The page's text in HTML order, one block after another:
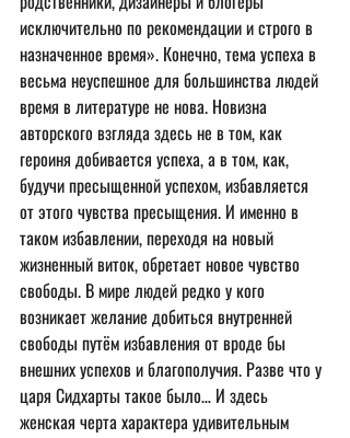
исключительно по рекомендации и строго в
назначенное время». Конечно, тема успеха в
весьма неуспешное для большинства людей
время в литературе не нова. Новизна
авторского взгляда здесь не в том, как
героиня добивается успеха, а в том, как,
будучи пресыщенной успехом, избавляется
от этого чувства пресыщения. И именно в
таком избавлении, переходя на новый
жизненный виток, обретает новое чувство
свободы. В мире людей редко у кого
возникает желание добиться внутренней
свободы путём избавления от вроде бы
внешних успехов и благополучия. Разве что у
царя Сидхарты такое было… И здесь
женская черта характера удивительным